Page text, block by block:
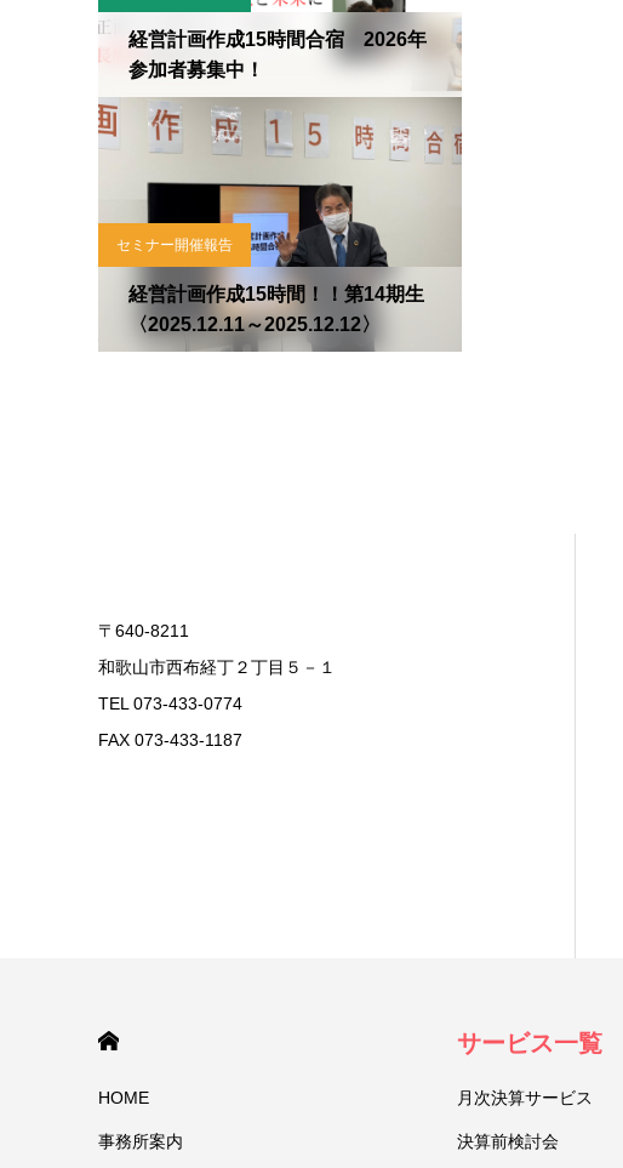
経営計画作成15時間合宿 2026年
参加者募集中！
セミナー開催報告
経営計画作成15時間！！第14期生
〈2025.12.11～2025.12.12〉
〒640-8211
和歌山市西布経丁２丁目５－１
TEL 073-433-0774
FAX 073-433-1187
HOME
事務所案内
サービス一覧
月次決算サービス
決算前検討会